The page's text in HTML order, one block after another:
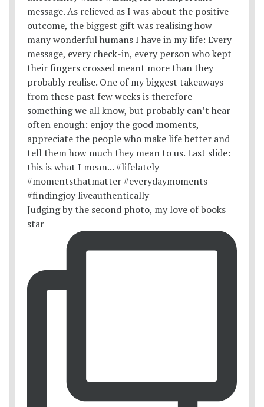
Judging by the second photo, my love of books
star